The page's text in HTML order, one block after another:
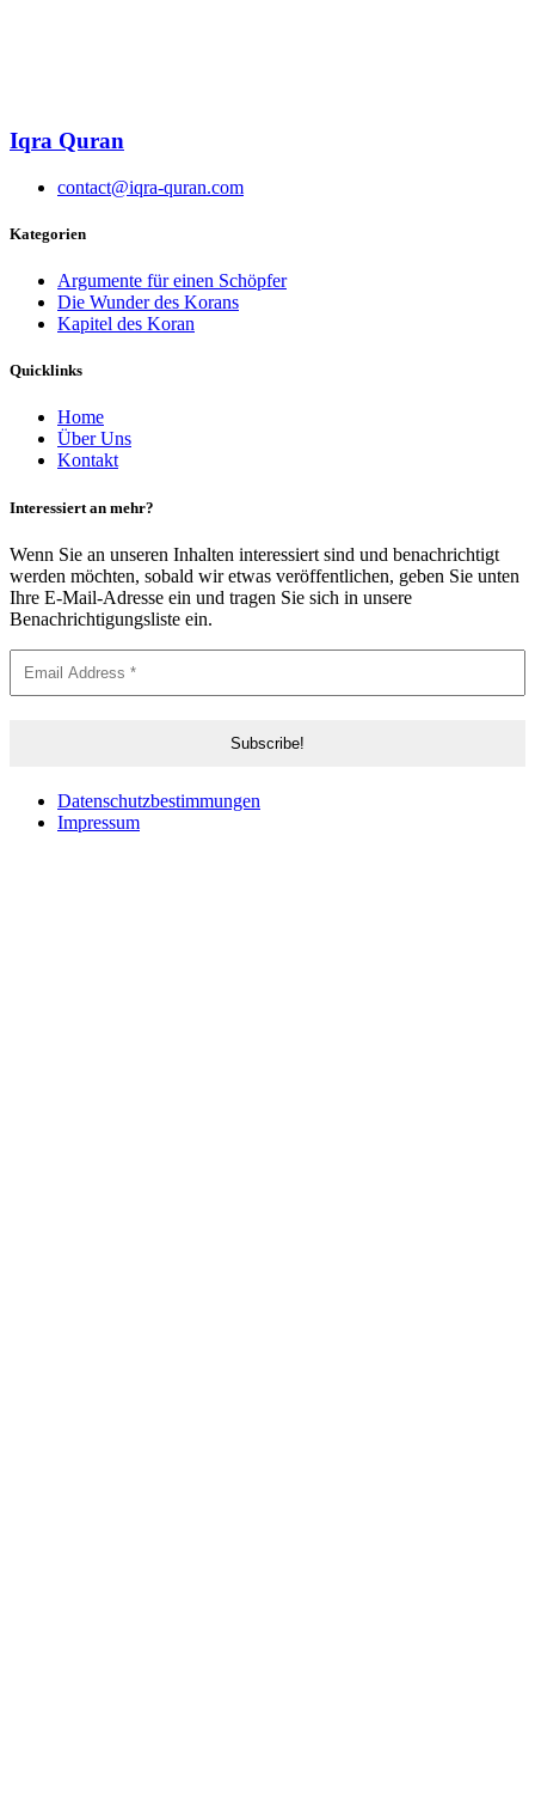
Iqra Quran
contact@iqra-quran.com
Kategorien
Argumente für einen Schöpfer
Die Wunder des Korans
Kapitel des Koran
Quicklinks
Home
Über Uns
Kontakt
Interessiert an mehr?
Wenn Sie an unseren Inhalten interessiert sind und benachrichtigt
werden möchten, sobald wir etwas veröffentlichen, geben Sie unten
Ihre E-Mail-Adresse ein und tragen Sie sich in unsere
Benachrichtigungsliste ein.
Datenschutzbestimmungen
Impressum